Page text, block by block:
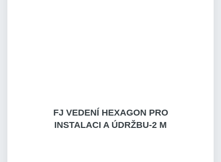
FJ VEDENÍ HEXAGON PRO
INSTALACI A ÚDRŽBU-2 M